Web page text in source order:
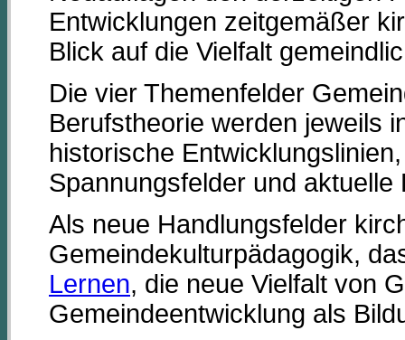
Entwicklungen zeitgemäßer
Blick auf die Vielfalt
Die vier Themenfelder
Berufstheorie werden jeweils
historische
Spannungsfelder und
Als neue Handlungsfelder
Gemeindekulturpädagogik,
Lernen, die neue Vielfalt von
Gemeindeentwicklung als